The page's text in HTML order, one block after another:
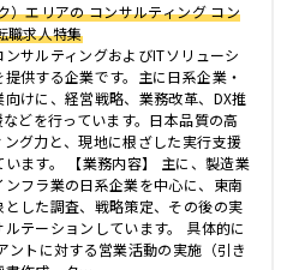
）エリアの コンサルティング コン
職求人特集
サルティングおよびITソリューシ
供する企業です。主に日系企業・
向けに、経営戦略、業務改革、DX推
どを行っています。日本品質の高
ング力と、現地に根ざした実行支援
います。 【業務内容】 主に、製造業
ンフラ業の日系企業を中心に、東南
とした調査、戦略策定、その後の実
テーションしています。 具体的に
トに対する営業活動の実施（引き